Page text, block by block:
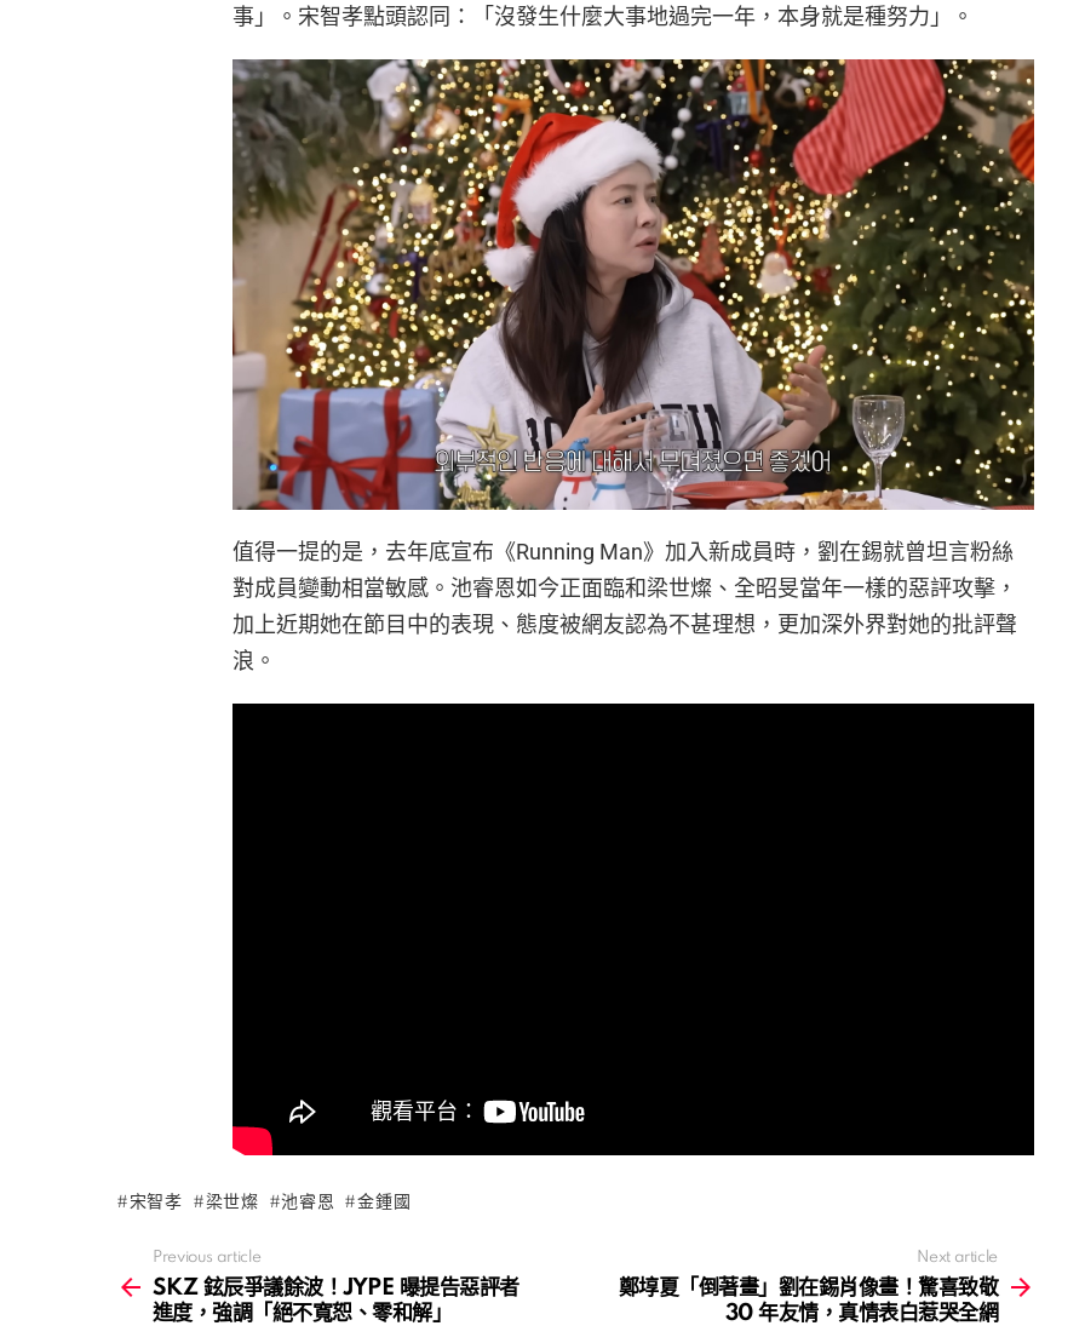
事」。宋智孝點頭認同：「沒發生什麼大事地過完一年，本身就是種努力」。
值得一提的是，去年底宣布《Running Man》加入新成員時，劉在錫就曾坦言粉絲
對成員變動相當敏感。池睿恩如今正面臨和梁世燦、全昭旻當年一樣的惡評攻擊，
加上近期她在節目中的表現、態度被網友認為不甚理想，更加深外界對她的批評聲
浪。
宋智孝 梁世燦 池睿恩 金鍾國
more
Previous article
SKZ 鉉辰爭議餘波！JYPE 曝提告惡評者
進度，強調「絕不寬恕、零和解」
Next article
鄭埻夏「倒著畫」劉在錫肖像畫！驚喜致敬
30 年友情，真情表白惹哭全網